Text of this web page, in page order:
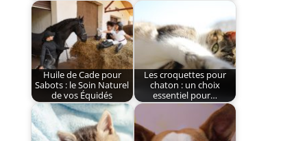
Huile de Cade pour
Sabots : le Soin Naturel
de vos Équidés
Les croquettes pour
chaton : un choix
essentiel pour…